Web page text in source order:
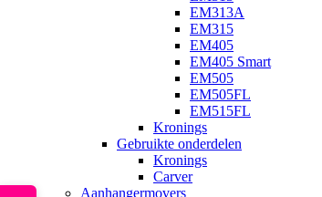
EM313A
EM315
EM405
EM405 Smart
EM505
EM505FL
EM515FL
Kronings
Gebruikte onderdelen
Kronings
Carver
Aanhangermovers